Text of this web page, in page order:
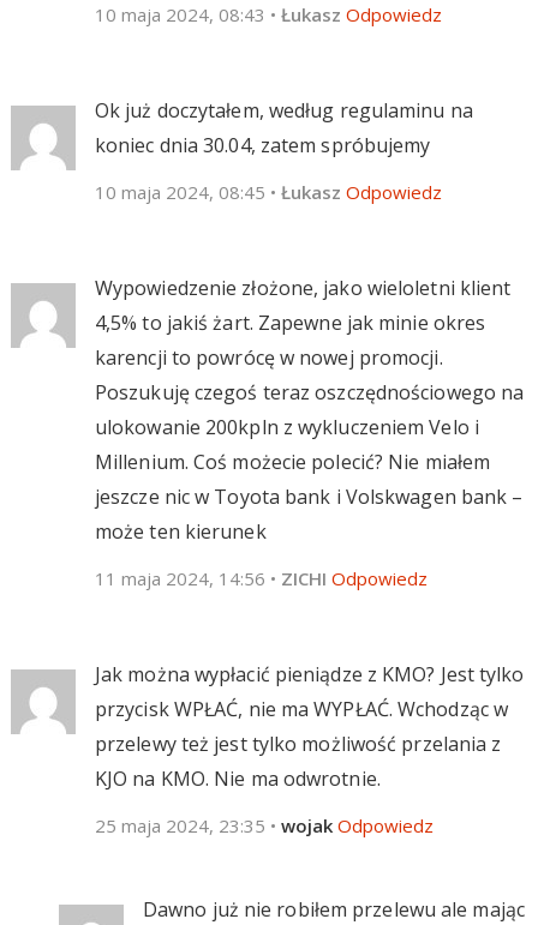
10 maja 2024, 08:43 • Łukasz Odpowiedz
Ok już doczytałem, według regulaminu na
koniec dnia 30.04, zatem spróbujemy
10 maja 2024, 08:45 • Łukasz Odpowiedz
Wypowiedzenie złożone, jako wieloletni klient
4,5% to jakiś żart. Zapewne jak minie okres
karencji to powrócę w nowej promocji.
Poszukuję czegoś teraz oszczędnościowego na
ulokowanie 200kpln z wykluczeniem Velo i
Millenium. Coś możecie polecić? Nie miałem
jeszcze nic w Toyota bank i Volskwagen bank –
może ten kierunek
11 maja 2024, 14:56 • ZICHI Odpowiedz
Jak można wypłacić pieniądze z KMO? Jest tylko
przycisk WPŁAĆ, nie ma WYPŁAĆ. Wchodząc w
przelewy też jest tylko możliwość przelania z
KJO na KMO. Nie ma odwrotnie.
25 maja 2024, 23:35 • wojak Odpowiedz
Dawno już nie robiłem przelewu ale mając